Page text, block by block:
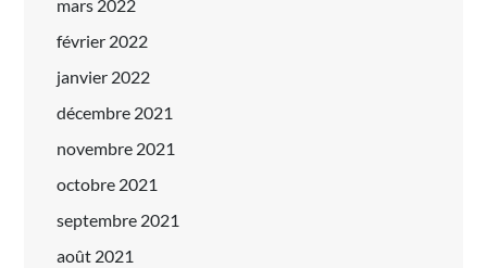
mars 2022
février 2022
janvier 2022
décembre 2021
novembre 2021
octobre 2021
septembre 2021
août 2021